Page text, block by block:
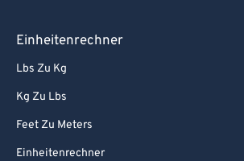
Einheitenrechner
Lbs Zu Kg
Kg Zu Lbs
Feet Zu Meters
Einheitenrechner